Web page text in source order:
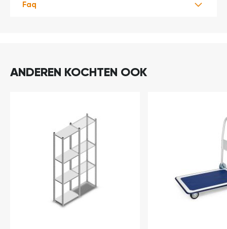
Faq
ANDEREN KOCHTEN OOK